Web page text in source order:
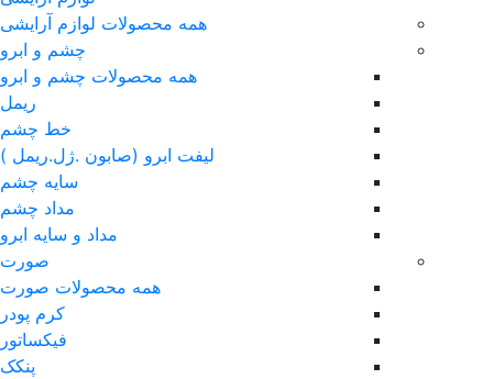
همه محصولات لوازم آرایشی
چشم و ابرو
همه محصولات چشم و ابرو
ریمل
خط چشم
لیفت ابرو (صابون .ژل.ریمل )
سایه چشم
مداد چشم
مداد و سایه ابرو
صورت
همه محصولات صورت
کرم پودر
فیکساتور
پنکک